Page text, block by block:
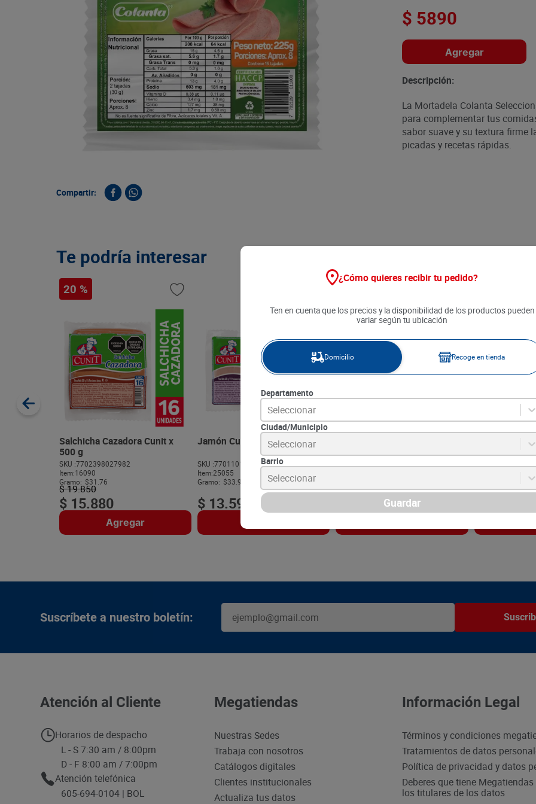
9.
queso
10. papa
Compartir:
$ 5890
Agregar
Descripción:
La Mortadela Colanta
para complementar tus
sabor suave y su textura firme
picadas y recetas rápidas.
Te podría interesar
20 %
Salchicha Cazadora Cunit x
500 g
SKU :7702398027982
Item:16090
Gramo: $31.76
$19.850
$ 15.880
Agregar
Jamón Cunit x 400 g
SKU :7701101280799
Item:25055
Gramo: $33.98
$ 13.590
Texana x 225 g
Suscríbete a nuestro boletín:
Atención al Cliente
Horarios de despacho
L - S 7:30 am / 8:00pm
D - F 8:00 am / 7:00pm
Atención telefónica
605-694-0104 | BOL
Megatiendas
Nuestras Sedes
Trabaja con nosotros
Catálogos digitales
Clientes institucionales
Actualiza tus datos
Información Legal
Términos y condiciones
Tratamientos de datos
Política de privacidad y datos
Deberes que tiene
los titulares de los datos
¿Cómo quieres recibir tu pedido?
Ten en cuenta que los precios y la disponibilidad de los productos pueden
variar según tu ubicación
Domicilio Recoge en tienda
Departamento
Seleccionar
Ciudad/Municipio
Seleccionar
Barrio
Seleccionar
Guardar